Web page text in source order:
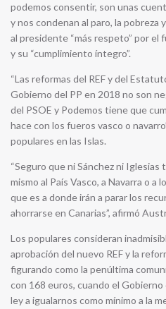
podemos consentir, son unas
y nos condenan al paro, la pobreza
al presidente “más respeto” por el
y su “cumplimiento íntegro”.
“Las reformas del REF y del
Gobierno del PP en 2018 no son
del PSOE y Podemos tiene que
hace con los fueros vasco o
populares en las Islas.
“Seguro que ni Sánchez ni
mismo al País Vasco, a Navarra o
que es a donde irán a parar los
ahorrarse en Canarias”, afirmó
Los populares consideran
aprobación del nuevo REF y la
figurando como la penúltima
con 168 euros, cuando el
ley a igualarnos como mínimo a la